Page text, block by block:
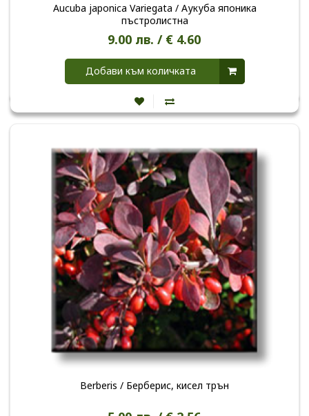
Aucuba japonica Variegata / Аукуба японика
пъстролистна
9.00 лв. / € 4.60
Добави към количката
Berberis / Берберис, кисел трън